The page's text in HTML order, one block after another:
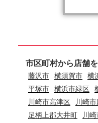
市区町村から店舗
藤沢市 横須賀市 横
平塚市
横浜市緑区
川崎市高津区
川崎
足柄上郡大井町
川